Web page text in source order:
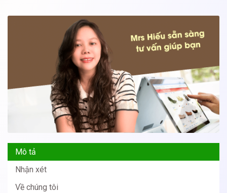
Mô tả
Nhận xét
Về chúng tôi